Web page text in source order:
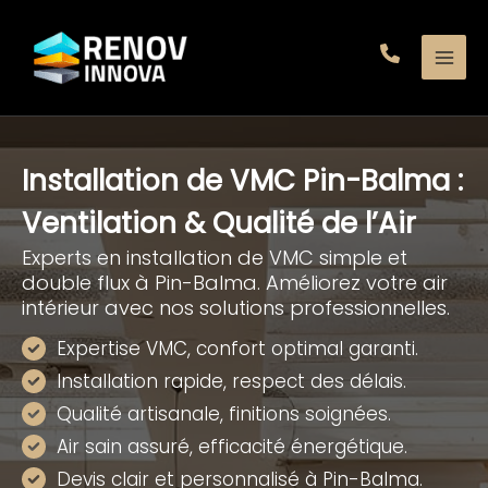
contenu
Installation de VMC Pin-Balma :
Ventilation & Qualité de l’Air
Experts en installation de VMC simple et
double flux à Pin-Balma. Améliorez votre air
intérieur avec nos solutions professionnelles.
Expertise VMC, confort optimal garanti.
Installation rapide, respect des délais.
Qualité artisanale, finitions soignées.
Air sain assuré, efficacité énergétique.
Devis clair et personnalisé à Pin-Balma.